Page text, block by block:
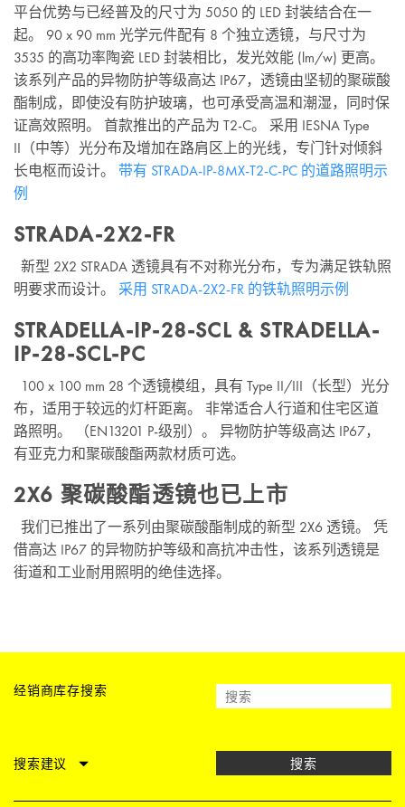
平台优势与已经普及的尺寸为 5050 的 LED 封装结合在一
起。 90 x 90 mm 光学元件配有 8 个独立透镜，与尺寸为
3535 的高功率陶瓷 LED 封装相比，发光效能 (lm/w) 更高。
该系列产品的异物防护等级高达 IP67，透镜由坚韧的聚碳酸
酯制成，即使没有防护玻璃，也可承受高温和潮湿，同时保
证高效照明。 首款推出的产品为 T2-C。 采用 IESNA Type
II（中等）光分布及增加在路肩区上的光线，专门针对倾斜
长电枢而设计。 带有 STRADA-IP-8MX-T2-C-PC 的道路照明示
例
STRADA-2X2-FR
新型 2X2 STRADA 透镜具有不对称光分布，专为满足铁轨照
明要求而设计。 采用 STRADA-2X2-FR 的铁轨照明示例
STRADELLA-IP-28-SCL & STRADELLA-
IP-28-SCL-PC
100 x 100 mm 28 个透镜模组，具有 Type II/III（长型）光分
布，适用于较远的灯杆距离。 非常适合人行道和住宅区道
路照明。 （EN13201 P-级别）。 异物防护等级高达 IP67，
有亚克力和聚碳酸酯两款材质可选。
2X6 聚碳酸酯透镜也已上市
我们已推出了一系列由聚碳酸酯制成的新型 2X6 透镜。 凭
借高达 IP67 的异物防护等级和高抗冲击性，该系列透镜是
街道和工业耐用照明的绝佳选择。
经销商库存搜索
搜索建议 搜索